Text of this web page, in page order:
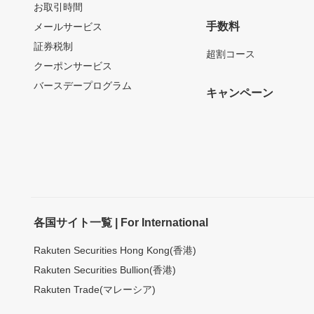
お取引時間
メールサービス
証券税制
クーポンサービス
バースデープログラム
手数料
超割コース
キャンペーン
各国サイト一覧 | For International
Rakuten Securities Hong Kong(香港)
Rakuten Securities Bullion(香港)
Rakuten Trade(マレーシア)